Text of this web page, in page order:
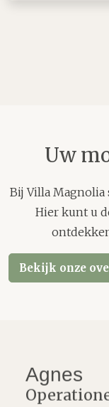
Uw
Bij Villa Magnolia
Hier kunt u
Bekijk onze
Agnes